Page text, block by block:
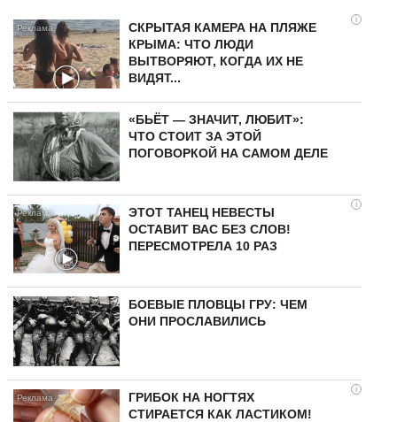
i
СКРЫТАЯ КАМЕРА НА ПЛЯЖЕ
КРЫМА: ЧТО ЛЮДИ
ВЫТВОРЯЮТ, КОГДА ИХ НЕ
ВИДЯТ...
«БЬЁТ — ЗНАЧИТ, ЛЮБИТ»:
ЧТО СТОИТ ЗА ЭТОЙ
ПОГОВОРКОЙ НА САМОМ ДЕЛЕ
i
ЭТОТ ТАНЕЦ НЕВЕСТЫ
ОСТАВИТ ВАС БЕЗ СЛОВ!
ПЕРЕСМОТРЕЛА 10 РАЗ
БОЕВЫЕ ПЛОВЦЫ ГРУ: ЧЕМ
ОНИ ПРОСЛАВИЛИСЬ
i
ГРИБОК НА НОГТЯХ
СТИРАЕТСЯ КАК ЛАСТИКОМ!